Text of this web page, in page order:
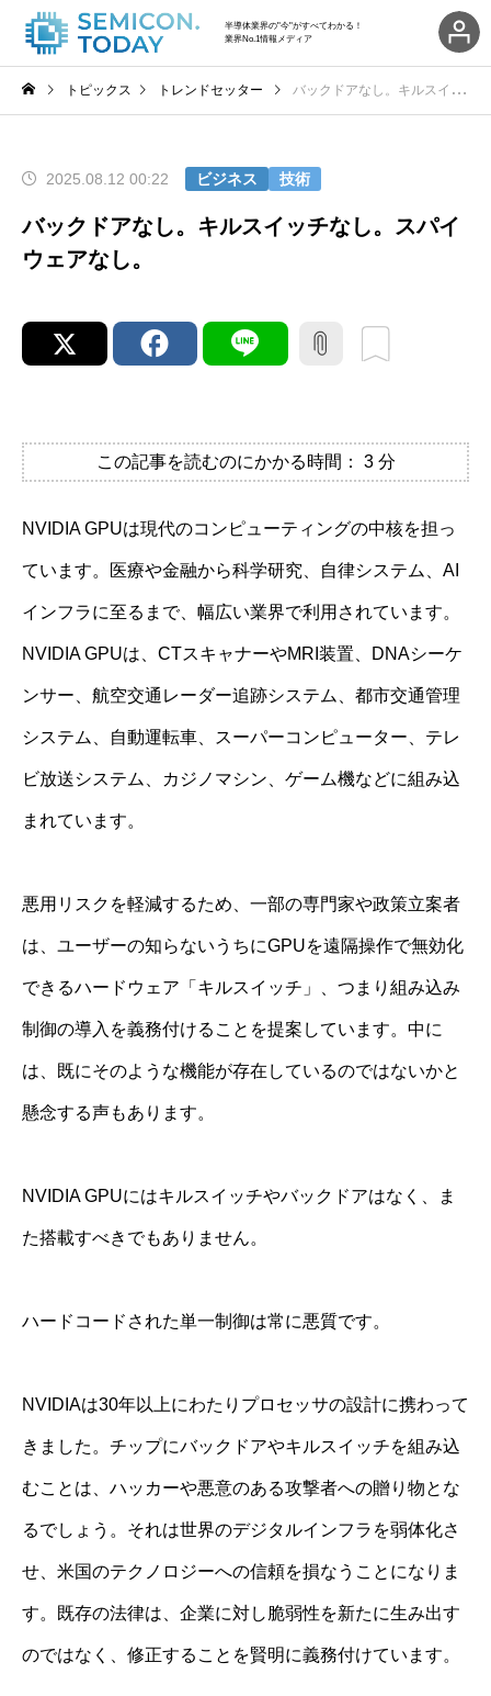
半導体業界の"今"がすべてわかる！
業界No.1情報メディア
トピックス トレンドセッター バックドアなし。キルスイッチなし。スパイウェアなし。
2025.08.12 00:22 ビジネス 技術
バックドアなし。キルスイッチなし。スパイ
ウェアなし。
この記事を読むのにかかる時間： 3 分
NVIDIA GPUは現代のコンピューティングの中核を担っ
ています。医療や金融から科学研究、自律システム、AI
インフラに至るまで、幅広い業界で利用されています。
NVIDIA GPUは、CTスキャナーやMRI装置、DNAシーケ
ンサー、航空交通レーダー追跡システム、都市交通管理
システム、自動運転車、スーパーコンピューター、テレ
ビ放送システム、カジノマシン、ゲーム機などに組み込
まれています。
悪用リスクを軽減するため、一部の専門家や政策立案者
は、ユーザーの知らないうちにGPUを遠隔操作で無効化
できるハードウェア「キルスイッチ」、つまり組み込み
制御の導入を義務付けることを提案しています。中に
は、既にそのような機能が存在しているのではないかと
懸念する声もあります。
NVIDIA GPUにはキルスイッチやバックドアはなく、ま
た搭載すべきでもありません。
ハードコードされた単一制御は常に悪質です。
NVIDIAは30年以上にわたりプロセッサの設計に携わって
きました。チップにバックドアやキルスイッチを組み込
むことは、ハッカーや悪意のある攻撃者への贈り物とな
るでしょう。それは世界のデジタルインフラを弱体化さ
せ、米国のテクノロジーへの信頼を損なうことになりま
す。既存の法律は、企業に対し脆弱性を新たに生み出す
のではなく、修正することを賢明に義務付けています。